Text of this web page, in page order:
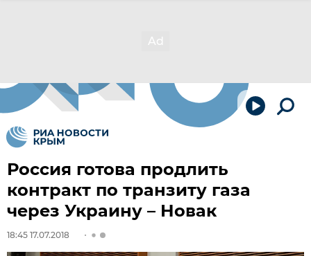
Россия готова продлить
контракт по транзиту газа
через Украину – Новак
18:45 17.07.2018